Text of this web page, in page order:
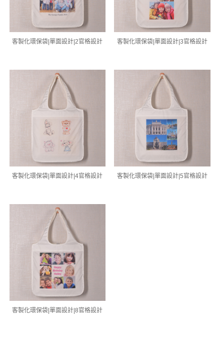
客製化環保袋|單面設計|2官格設計 客製化環保袋|單面設計|3官格設計
客製化環保袋|單面設計|4官格設計 客製化環保袋|單面設計|5官格設計
客製化環保袋|單面設計|8官格設計